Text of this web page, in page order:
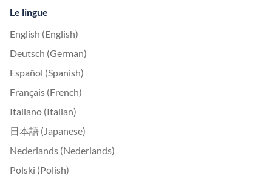
Le lingue
English (English)
Deutsch (German)
Español (Spanish)
Français (French)
Italiano (Italian)
日本語 (Japanese)
Nederlands (Nederlands)
Polski (Polish)